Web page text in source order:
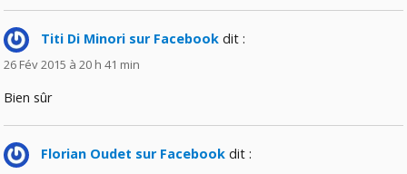
Titi Di Minori sur Facebook dit :
26 Fév 2015 à 20 h 41 min
Bien sûr
Florian Oudet sur Facebook dit :